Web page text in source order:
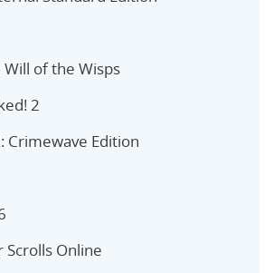
Will of the Wisps
2
Crimewave Edition
Scrolls Online